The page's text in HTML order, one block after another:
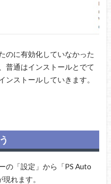
のに有効化していなかった
普通はインストールとでて
ンストールしていきます。
の「設定」から「PS Auto
れます。